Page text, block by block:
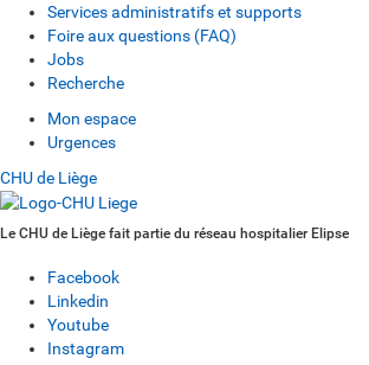
Services administratifs et supports
Foire aux questions (FAQ)
Jobs
Recherche
Mon espace
Urgences
CHU de Liège
Le CHU de Liège fait partie du réseau hospitalier Elipse
Facebook
Linkedin
Youtube
Instagram